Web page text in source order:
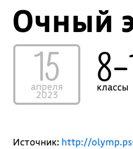
Очный
15
апреля
2023
классы
Источник: http://